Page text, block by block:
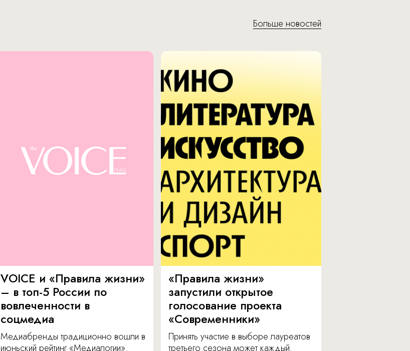
Больше новостей
VOICE и «Правила жизни»
– в топ-5 России по
вовлеченности в
соцмедиа
Медиабренды традиционно вошли в
июньский рейтинг «Медиалогии».
«Правила жизни»
запустили открытое
голосование проекта
«Современники»
Принять участие в выборе лауреатов
третьего сезона может каждый.